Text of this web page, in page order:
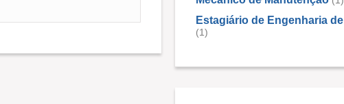
Estagiário de Engenharia
(1)